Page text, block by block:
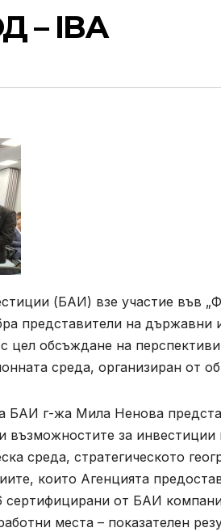
– IBA
(БАИ) взе участие във
представители на държавни
цел обсъждане на
среда, организиран от
БАИ г-жа Мила Ненова
възможностите за инвестиции
среда, стратегическото
които Агенцията
сертифицирани от БАИ
места – показателен